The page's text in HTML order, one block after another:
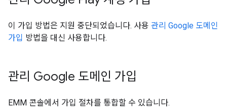
이 가입 방법은 지원 중단되었습니다. 사용 관리 Google 도메인
가입 방법을 대신 사용합니다.
관리 Google 도메인 가입
EMM 콘솔에서 가입 절차를 통합할 수 있습니다.